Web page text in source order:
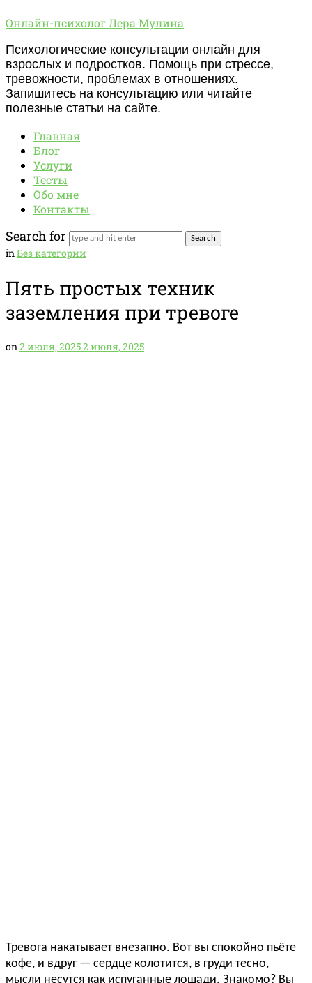
Онлайн-
Лера
Мулина
Онлайн-психолог Лера Мулина
Психологические консультации онлайн для
взрослых и подростков. Помощь при стрессе,
тревожности, проблемах в отношениях.
Запишитесь на консультацию или читайте
полезные статьи на сайте.
Главная
Блог
Услуги
Тесты
Обо мне
Контакты
Search for
inБез категории
Пять простых техник
заземления при тревоге
on2 июля, 20252 июля, 2025
Тревога накатывает внезапно. Вот вы спокойно пьёте
кофе, и вдруг — сердце колотится, в груди тесно,
мысли несутся как испуганные лошади. Знакомо? Вы